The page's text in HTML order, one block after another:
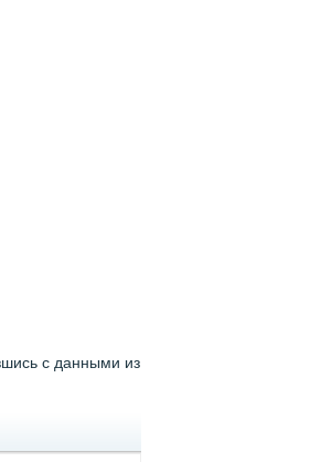
с данными из